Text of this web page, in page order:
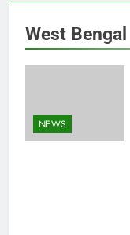
West
NEWS